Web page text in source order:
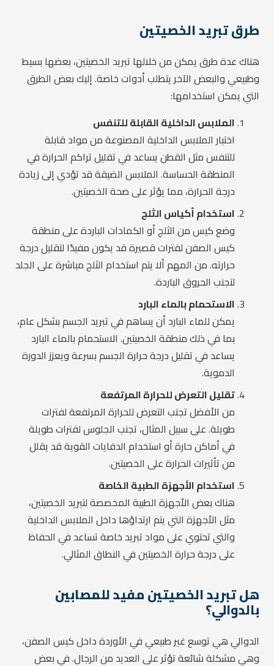
طرق تبريد الخصيتين
هناك عدة طرق يمكن من خلالها تبريد الخصيتين، بعضها بسيط
وطبيعي والبعض الآخر يتطلب أدوات خاصة. إليك بعض الطرق
التي يمكن استخدامها:
الملابس الداخلية القابلة للتنفس
اختيار الملابس الداخلية المصنوعة من مواد قابلة
للتنفس مثل القطن يساعد في تقليل تراكم الحرارة في
المنطقة الحساسة. الملابس الضيقة قد تؤدي إلى زيادة
درجة الحرارة، مما يؤثر على صحة الخصيتين.
استخدام أكياس الثلج
وضع كيس من الثلج أو الكمادات الباردة على منطقة
كيس الصفن لفترات قصيرة قد يكون مفيدًا لتقليل درجة
حرارته. من المهم ألا يتم استخدام الثلج مباشرة على الجلد
لتجنب الحروق الباردة.
الاستحمام بالماء البارد
يمكن للماء البارد أن يساهم في تبريد الجسم بشكل عام،
بما في ذلك منطقة الخصيتين. الاستحمام بالماء البارد
يساعد في تقليل درجة حرارة الجسم بسرعة ويعزز الدورة
الدموية.
تقليل التعرض للحرارة المرتفعة
من الأفضل تجنب التعرض للحرارة المرتفعة لفترات
طويلة. على سبيل المثال، تجنب الجلوس لفترات طويلة
في أماكن حارة أو استخدام الدفايات القوية قد يقلل
من تأثيرات الحرارة على الخصيتين.
استخدام الأجهزة الطبية الخاصة
هناك بعض الأجهزة الطبية المخصصة لتبريد الخصيتين،
مثل الأجهزة التي يتم ارتداؤها داخل الملابس الداخلية
والتي تحتوي على مواد تبريد خاصة تساعد في الحفاظ
على درجة حرارة الخصيتين في النطاق المثالي.
هل تبريد الخصيتين مفيد للمصابين
بالدوالي؟
الدوالي هي توسع غير طبيعي في الأوردة داخل كيس الصفن،
وهي مشكلة شائعة تؤثر على العديد من الرجال. في بعض